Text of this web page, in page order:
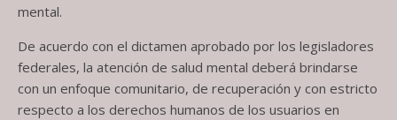
mental.
De acuerdo con el dictamen aprobado por los legisladores
federales, la atención de salud mental deberá brindarse
con un enfoque comunitario, de recuperación y con estricto
respecto a los derechos humanos de los usuarios en